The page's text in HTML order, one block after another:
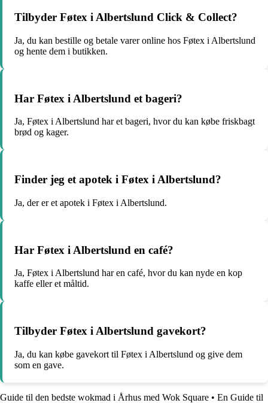
Tilbyder Føtex i Albertslund Click & Collect?
Ja, du kan bestille og betale varer online hos Føtex i Albertslund
og hente dem i butikken.
Har Føtex i Albertslund et bageri?
Ja, Føtex i Albertslund har et bageri, hvor du kan købe friskbagt
brød og kager.
Finder jeg et apotek i Føtex i Albertslund?
Ja, der er et apotek i Føtex i Albertslund.
Har Føtex i Albertslund en café?
Ja, Føtex i Albertslund har en café, hvor du kan nyde en kop
kaffe eller et måltid.
Tilbyder Føtex i Albertslund gavekort?
Ja, du kan købe gavekort til Føtex i Albertslund og give dem
som en gave.
Guide til den bedste wokmad i Århus med Wok Square • En Guide til